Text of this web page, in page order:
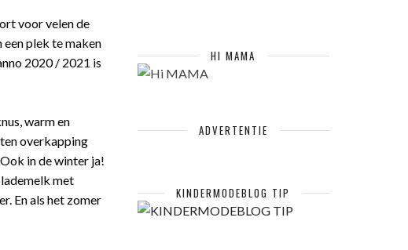
voor velen de
een plek te maken
2020 / 2021 is
warm en
overkapping
in de winter ja!
met
En als het zomer
HI MAMA
ADVERTENTIE
KINDERMODEBLOG TIP